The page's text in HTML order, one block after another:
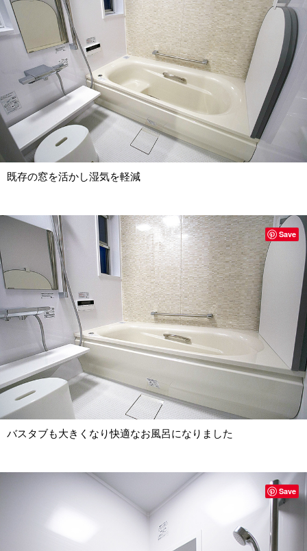
既存の窓を活かし湿気を軽減
バスタブも大きくなり快適なお風呂になりました
Save
Save